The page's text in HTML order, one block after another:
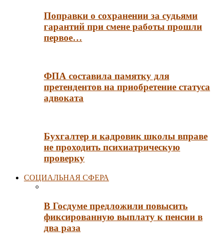
Поправки о сохранении за судьями
гарантий при смене работы прошли
первое…
ФПА составила памятку для
претендентов на приобретение статуса
адвоката
Бухгалтер и кадровик школы вправе
не проходить психиатрическую
проверку
СОЦИАЛЬНАЯ СФЕРА
В Госдуме предложили повысить
фиксированную выплату к пенсии в
два раза